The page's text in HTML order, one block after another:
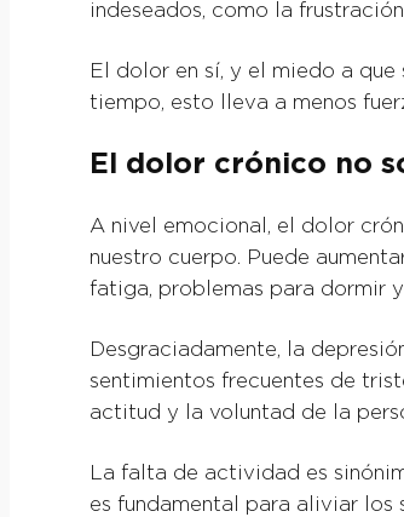
indeseados, como la
El dolor en sí, y el miedo a
tiempo, esto lleva a menos
El dolor crónico no
A nivel emocional, el dolor
nuestro cuerpo. Puede
fatiga, problemas para dormir
Desgraciadamente, la
sentimientos frecuentes de
actitud y la voluntad de la
La falta de actividad es
es fundamental para aliviar